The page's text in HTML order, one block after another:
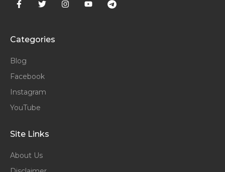
Categories
Blog
Facebook
Instagram
YouTube
Site Links
About Us